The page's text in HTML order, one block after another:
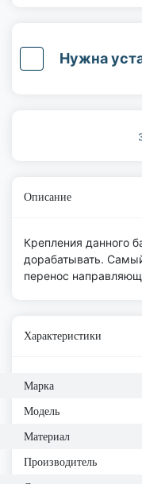
Нужна
Описание
Крепления данного
дорабатывать.
перенос
Характеристики
Марка
Модель
Материал
Производитель